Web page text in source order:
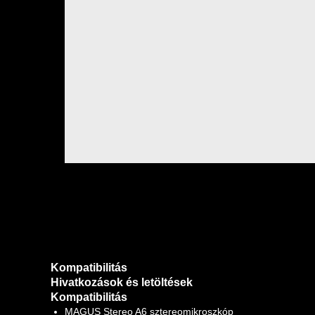
Kompatibilitás
Hivatkozások és letöltések
Kompatibilitás
MAGUS Stereo A6 sztereomikroszkóp